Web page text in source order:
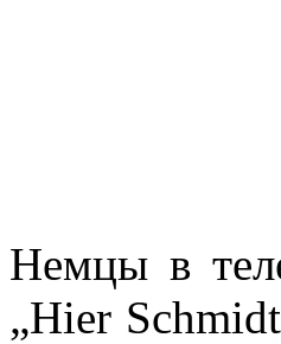
Немцы в
„Hier Schmidt